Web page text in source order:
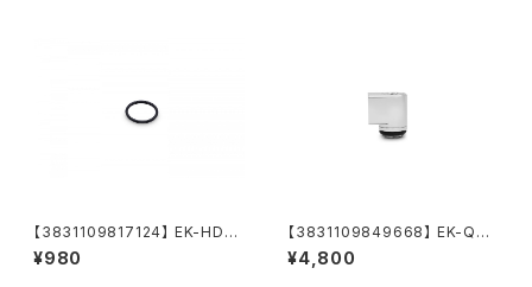
【3831109817124】 EK-HDC
Fitting 16mm O-Ring (6pc
s)
¥980
【3831109849668】 EK-Qua
ntum Torque Micro Rotary
90° - Nickel
¥4,800